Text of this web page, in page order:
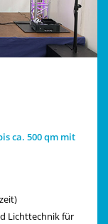
ca. 500 qm mit
Lichttechnik für